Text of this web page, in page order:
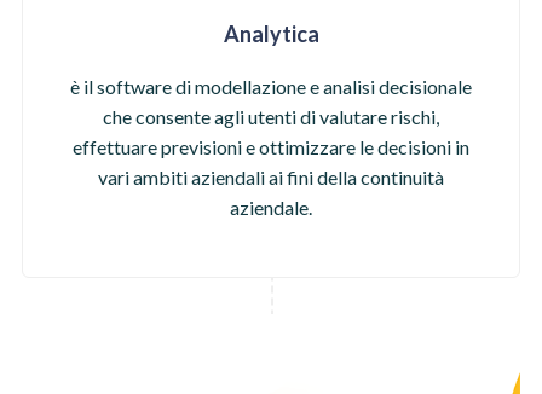
Analytica
è il software di modellazione e analisi decisionale
che consente agli utenti di valutare rischi,
effettuare previsioni e ottimizzare le decisioni in
vari ambiti aziendali ai fini della continuità
aziendale.